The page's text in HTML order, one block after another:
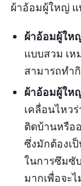
รีวิวจากผู้ซื้อ :
ผ้าอ้อมผู้ใหญ่ แ
ผ้าอ้อมผู้ให
แบบสวม เห
สามารถทำ
ผ้าอ้อมผู้ให
เคลื่อนไหว
ติดบ้านหรือ
ซึ่งมักต้องเ
ในการซึมซั
มากเพื่อจะ